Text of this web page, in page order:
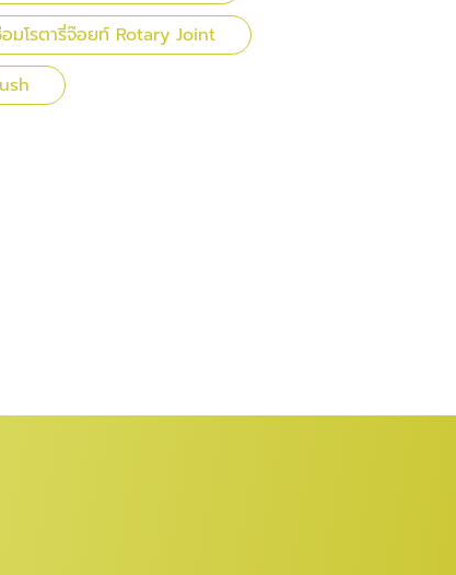
มโรตารี่จ๊อยท์ Rotary Joint